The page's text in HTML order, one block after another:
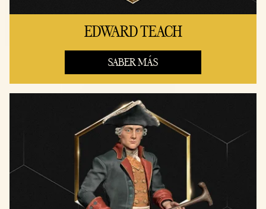
EDWARD TEACH
SABER MÁS